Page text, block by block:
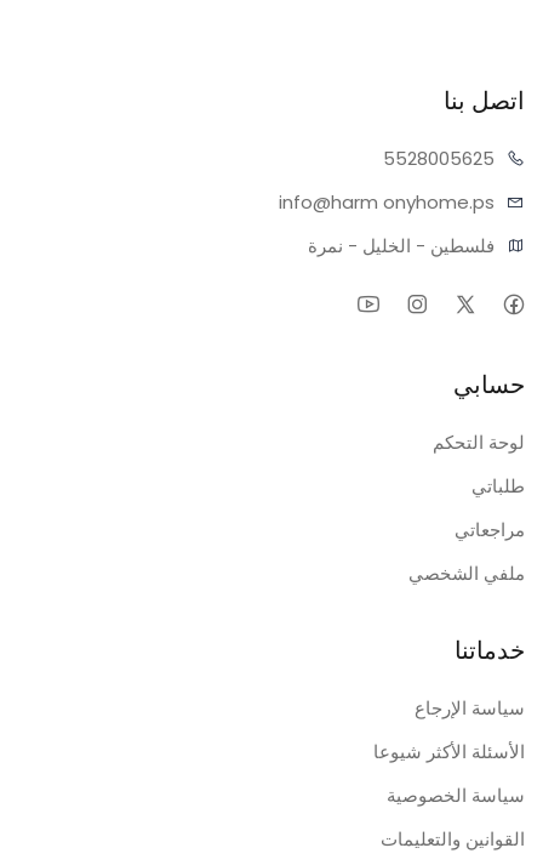
اتصل بنا
05625
55280
info@harm onyhome.ps
فلسطين - الخليل - نمرة
حسابي
لوحة التحكم
طلباتي
مراجعاتي
ملفي الشخصي
خدماتنا
سياسة الإرجاع
الأسئلة الأكثر شيوعا
سياسة الخصوصية
القوانين والتعليمات